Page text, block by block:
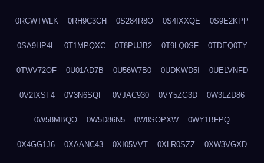
0RCWTWLK 0RH9C3CH 0S284R8O 0S4IXXQE 0S9E2KPP
0SA9HP4L 0T1MPQXC 0T8PUJB2 0T9LQ0SF 0TDEQ0TY
0TWV72OF 0U01AD7B 0U56W7B0 0UDKWD5I 0UELVNFD
0V2IXSF4 0V3N6SQF 0VJAC930 0VY5ZG3D 0W3LZD86
0W58MBQO 0W5D86N5 0W8SOPXW 0WY1BFPQ
0X4GG1J6 0XAANC43 0XI05VVT 0XLR0SZZ 0XW3VGXD